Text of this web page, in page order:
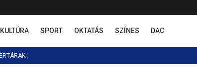
KULTÚRA SPORT OKTATÁS SZÍNES DAC